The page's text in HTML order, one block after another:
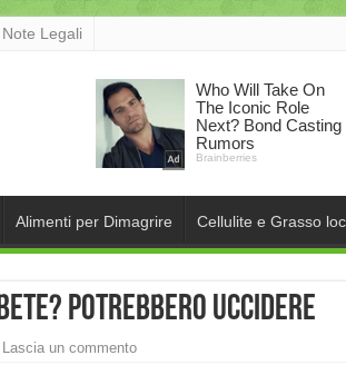
Note Legali
Alimenti per Dimagrire Cellulite e Grasso
Potrebbero uccidere
Lascia un commento